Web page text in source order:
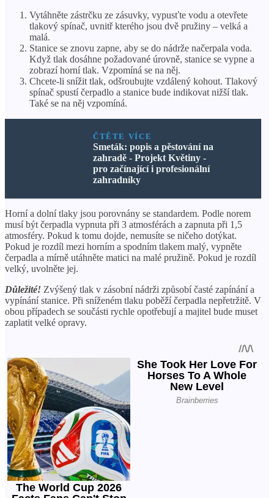
Vytáhněte zástrčku ze zásuvky, vypusťte vodu a otevřete
tlakový spínač, uvnitř kterého jsou dvě pružiny – velká a
malá.
Stanice se znovu zapne, aby se do nádrže načerpala voda.
Když tlak dosáhne požadované úrovně, stanice se vypne a
zobrazí horní tlak. Vzpomíná se na něj.
Chcete-li snížit tlak, odšroubujte vzdálený kohout. Tlakový
spínač spustí čerpadlo a stanice bude indikovat nižší tlak.
Také se na něj vzpomíná.
ČTĚTE VÍCE
Smeták: popis a pěstování na
zahradě - Projekt Květiny -
pro začínající i profesionální
zahradníky
Horní a dolní tlaky jsou porovnány se standardem. Podle norem
musí být čerpadla vypnuta při 3 atmosférách a zapnuta při 1,5
atmosféry. Pokud k tomu dojde, nemusíte se ničeho dotýkat.
Pokud je rozdíl mezi horním a spodním tlakem malý, vypněte
čerpadla a mírně utáhněte matici na malé pružině. Pokud je rozdíl
velký, uvolněte jej.
Důležité! Zvýšený tlak v zásobní nádrži způsobí časté zapínání a
vypínání stanice. Při sníženém tlaku poběží čerpadla nepřetržitě. V
obou případech se součásti rychle opotřebují a majitel bude muset
zaplatit velké opravy.